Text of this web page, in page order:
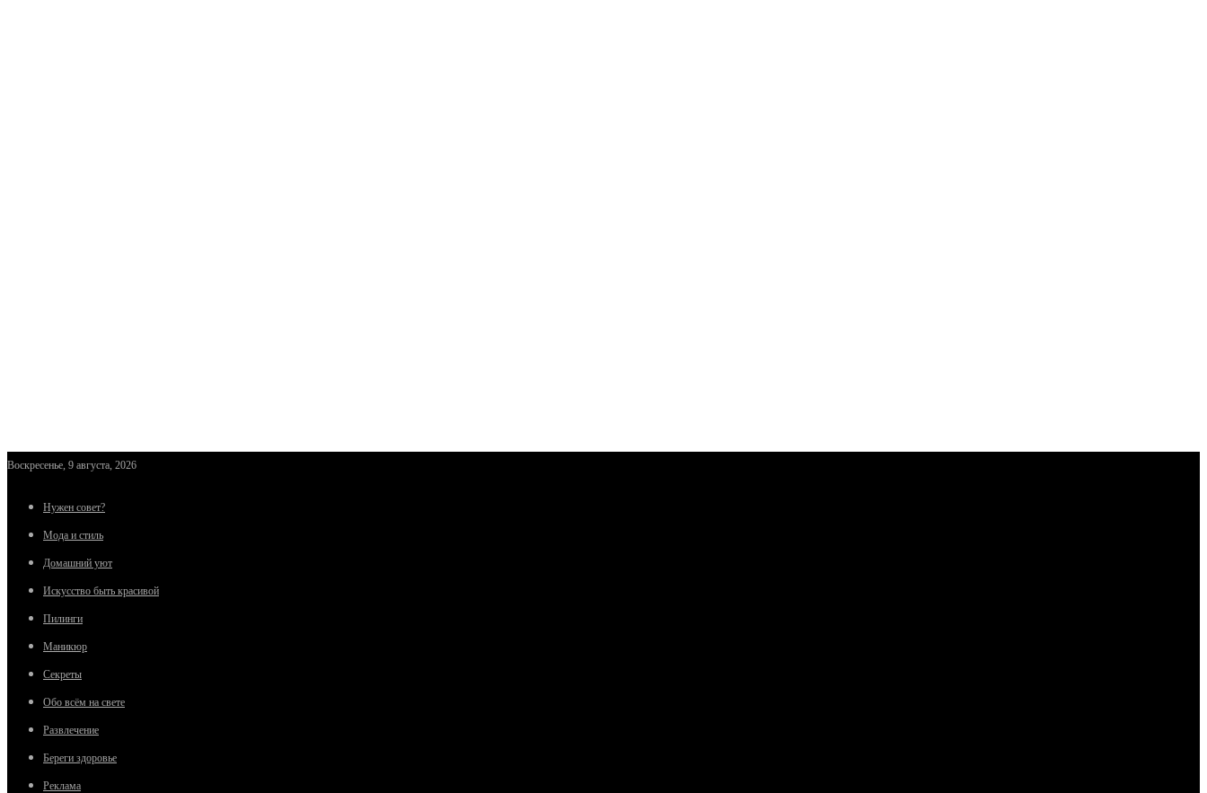
Воскресенье, 9 августа, 2026
Нужен совет?
Мода и стиль
Домашний уют
Искусство быть красивой
Пилинги
Маникюр
Секреты
Обо всём на свете
Развлечение
Береги здоровье
Реклама